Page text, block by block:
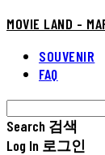
MOVIE LAND -
SOUVENIR
FAQ
Search 검색
Log In 로그인